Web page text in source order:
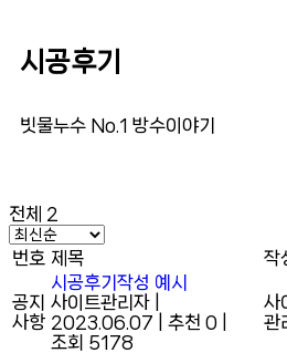
시공후기
빗물누수 No.1 방수이야기
전체 2
번호 제목 작
공지
사항
시공후기작성 예시
사이트관리자
2023.06.07
추천 0
조회 5178
사
관